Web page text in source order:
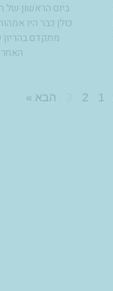
ביום הראשון של
כולן כבר היו
מתקדם בהריון
1
2 הבא »